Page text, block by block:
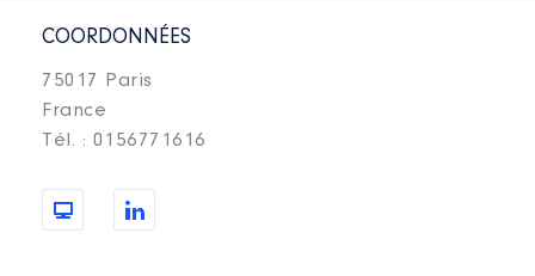
COORDONNÉES
75017 Paris
France
Tél. : 0156771616